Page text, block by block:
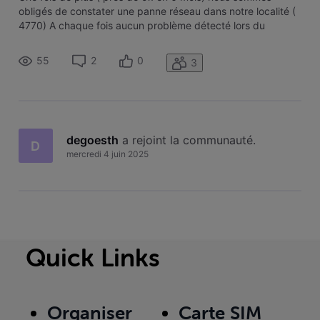
obligés de constater une panne réseau dans notre localité (
4770) A chaque fois aucun problème détecté lors du
vous doit être pris ( et donc On DOIT rester à leur
disposition). A chaque fo
55 2 0 3
D degoesth a rejoint la communauté.
mercredi 4 juin 2025
Quick Links
Organiser Carte SIM